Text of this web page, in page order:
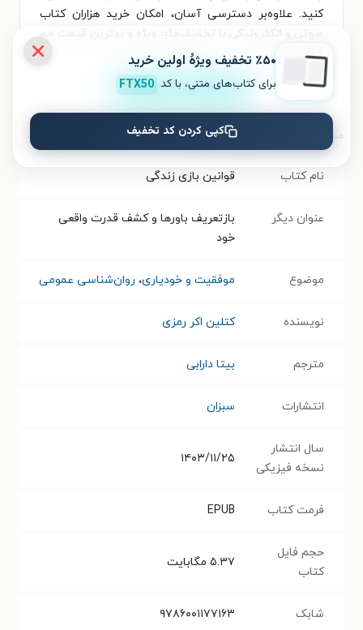
کنید. علاوه‌بر دسترسی آسان، امکان خرید هزاران کتاب
صوتی و الکترونیکی با تخفیف‌های ویژه و بهترین قیمت هم
فراهم است.
نصب
مشخصات کتاب الکترونیکی
نام کتاب قوانین بازی زندگی
عنوان دیگر
بازتعریف باورها و کشف قدرت واقعی
خود
موضوع موفقیت و خودیاری، روان‌شناسی عمومی
نویسنده کتلین اکر رمزی
مترجم بیتا دارابی
انتشارات سبزان
سال انتشار
نسخه فیزیکی
۱۴۰۳/۱۱/۲۵
فرمت کتاب EPUB
حجم فایل
کتاب
۵.۳۷ مگابایت
شابک ۹۷۸۶۰۰۱۱۷۷۱۶۳‬
٪۵۰ تخفیف ویژۀ اولین خرید
برای کتاب‌های متنی، با کد FTX50
کپی کردن کد تخفیف